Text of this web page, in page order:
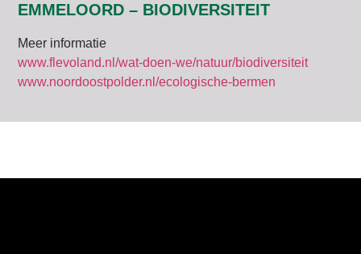
EMMELOORD – BIODIVERSITEIT
Meer informatie
www.flevoland.nl/wat-doen-we/natuur/biodiversiteit
www.noordoostpolder.nl/ecologische-bermen